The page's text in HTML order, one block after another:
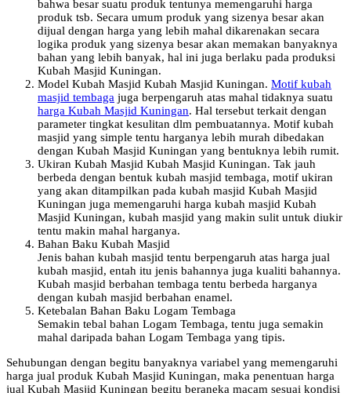
bahwa besar suatu produk tentunya memengaruhi harga
produk tsb. Secara umum produk yang sizenya besar akan
dijual dengan harga yang lebih mahal dikarenakan secara
logika produk yang sizenya besar akan memakan banyaknya
bahan yang lebih banyak, hal ini juga berlaku pada produksi
Kubah Masjid Kuningan.
Model Kubah Masjid Kubah Masjid Kuningan. Motif kubah
masjid tembaga juga berpengaruh atas mahal tidaknya suatu
harga Kubah Masjid Kuningan. Hal tersebut terkait dengan
parameter tingkat kesulitan dlm pembuatannya. Motif kubah
masjid yang simple tentu harganya lebih murah dibedakan
dengan Kubah Masjid Kuningan yang bentuknya lebih rumit.
Ukiran Kubah Masjid Kubah Masjid Kuningan. Tak jauh
berbeda dengan bentuk kubah masjid tembaga, motif ukiran
yang akan ditampilkan pada kubah masjid Kubah Masjid
Kuningan juga memengaruhi harga kubah masjid Kubah
Masjid Kuningan, kubah masjid yang makin sulit untuk diukir
tentu makin mahal harganya.
Bahan Baku Kubah Masjid
Jenis bahan kubah masjid tentu berpengaruh atas harga jual
kubah masjid, entah itu jenis bahannya juga kualiti bahannya.
Kubah masjid berbahan tembaga tentu berbeda harganya
dengan kubah masjid berbahan enamel.
Ketebalan Bahan Baku Logam Tembaga
Semakin tebal bahan Logam Tembaga, tentu juga semakin
mahal daripada bahan Logam Tembaga yang tipis.
Sehubungan dengan begitu banyaknya variabel yang memengaruhi
harga jual produk Kubah Masjid Kuningan, maka penentuan harga
jual Kubah Masjid Kuningan begitu beraneka macam sesuai kondisi